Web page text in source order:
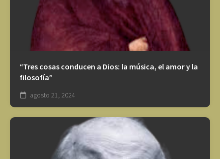
“Tres cosas conducen a Dios: la música, el amor y la
filosofía”
agosto 21, 2024